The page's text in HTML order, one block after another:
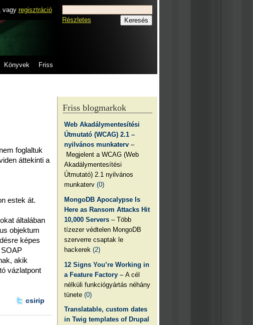
vagy regisztráció
Könyvek Friss
Részletes
foglaltuk
áttekinti a
estek át.
általában
objektum
képes
akik
vázlatpont
csirip
Friss blogmarkok
Web Akadálymentesítési
Útmutató (WCAG) 2.1 –
nyilvános munkaterv –
Megjelent a WCAG (Web
Akadálymentesítési
Útmutató) 2.1 nyilvános
munkaterv(0)
MongoDB Apocalypse Is
Here as Ransom Attacks Hit
10,000 Servers – Több
tízezer védtelen MongoDB
szerverre csaptak le
hackerek(2)
12 Signs You’re Working in
a Feature Factory – A cél
nélküli funkciógyártás néhány
tünete(0)
Translatable, custom dates
in Twig templates of Drupal